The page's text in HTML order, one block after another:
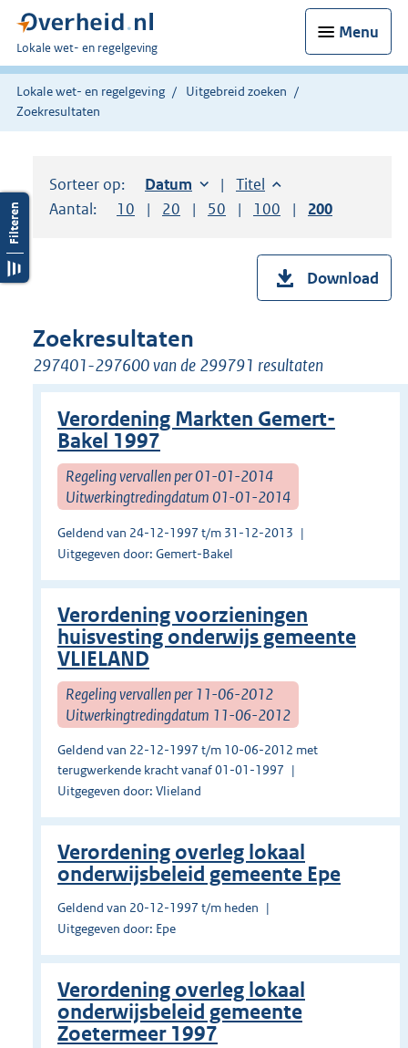
Menu
U
bent
hier:
Lokale wet- en regelgeving
Lokale wet- en regelgeving
Uitgebreid zoeken
Zoekresultaten
Sorteer op: Sorteer op:
Datum oplopendSorteer op:
Titel oplopend
Aantal:
Toon
10 resultaten per pagina
Toon
20 resultaten per pagina
Toon
50 resultaten per pagina
Toon
100 resultaten per
Toon
200
Download
Zoekresultaten
297401-297600 van de 299791 resultaten
Verordening Markten Gemert-
Bakel 1997
Regeling vervallen per 01-01-2014
Uitwerkingtredingdatum 01-01-2014
Geldend van 24-12-1997 t/m 31-12-2013
Uitgegeven door: Gemert-Bakel
Verordening voorzieningen
huisvesting onderwijs gemeente
VLIELAND
Regeling vervallen per 11-06-2012
Uitwerkingtredingdatum 11-06-2012
Geldend van 22-12-1997 t/m 10-06-2012 met
terugwerkende kracht vanaf 01-01-1997
Uitgegeven door: Vlieland
Verordening overleg lokaal
onderwijsbeleid gemeente Epe
Geldend van 20-12-1997 t/m heden
Uitgegeven door: Epe
Verordening overleg lokaal
onderwijsbeleid gemeente
Zoetermeer 1997